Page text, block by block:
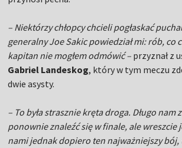
– Niektórzy chłopcy chcieli pogłaskać
generalny Joe Sakic powiedział mi: rób, co
kapitan nie mogłem odmówić – przyznał z
Gabriel Landeskog, który w tym meczu
dwie asysty.
– To była strasznie kręta droga. Długo nam
ponownie znaleźć się w finale, ale wreszcie
nami jednak dopiero ten najważniejszy bój,